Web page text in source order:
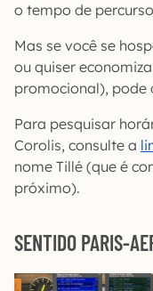
o tempo de
Mas se você se
ou quiser
promocional), pode
Para pesquisar
Corolis, consulte a
nome Tillé (que é
próximo).
SENTIDO PARIS-